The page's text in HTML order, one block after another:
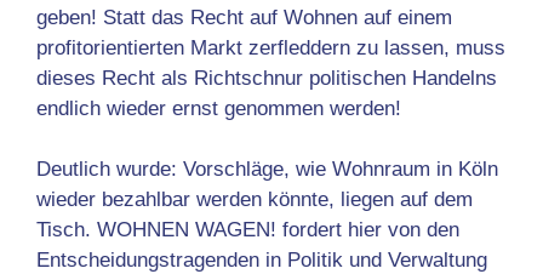
geben! Statt das Recht auf Wohnen auf einem
profitorientierten Markt zerfleddern zu lassen, muss
dieses Recht als Richtschnur politischen Handelns
endlich wieder ernst genommen werden!
Deutlich wurde: Vorschläge, wie Wohnraum in Köln
wieder bezahlbar werden könnte, liegen auf dem
Tisch. WOHNEN WAGEN! fordert hier von den
Entscheidungstragenden in Politik und Verwaltung